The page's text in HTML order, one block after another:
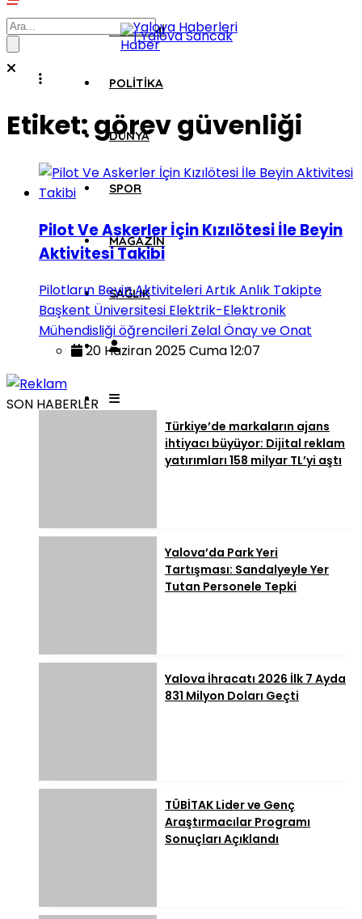
EKONOMI
POLITIKA
DÜNYA
SPOR
MAGAZIN
SAĞLIK
Etiket:görev güvenliği
Pilot Ve Askerler İçin Kızılötesi İle Beyin
Aktivitesi Takibi
Pilotların Beyin Aktiviteleri Artık Anlık Takipte
Başkent Üniversitesi Elektrik-Elektronik
Mühendisliği öğrencileri Zelal Önay ve Onat
20 Haziran 2025 Cuma 12:07
SON HABERLER
Türkiye’de markaların ajans
ihtiyacı büyüyor: Dijital reklam
yatırımları 158 milyar TL’yi aştı
Yalova’da Park Yeri
Tartışması: Sandalyeyle Yer
Tutan Personele Tepki
Yalova İhracatı 2026 İlk 7 Ayda
831 Milyon Doları Geçti
TÜBİTAK Lider ve Genç
Araştırmacılar Programı
Sonuçları Açıklandı